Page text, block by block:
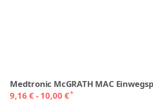
Medtronic McGRATH MAC
9,16 € - 10,00 €*